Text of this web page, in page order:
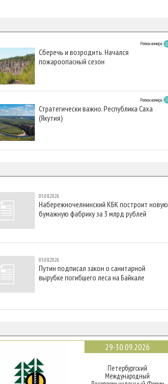
Регион номера
Сберечь и возродить. Начался
пожароопасный сезон
Регион номера
Стратегически важно. Республика Саха
(Якутия)
05.08.2026
Набережночелнинский КБК построит новую
бумажную фабрику за 3 млрд рублей
05.08.2026
Путин подписал закон о санитарной
вырубке погибшего леса на Байкале
29-30.09.2026
Петербургский
Международный